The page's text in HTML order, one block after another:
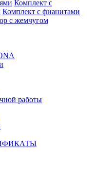
Комплект с
Комплект с фианитами
с жемчугом
работы